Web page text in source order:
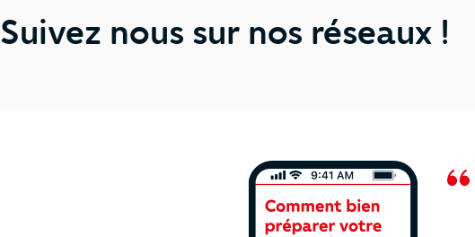
Suivez nous sur nos réseaux !